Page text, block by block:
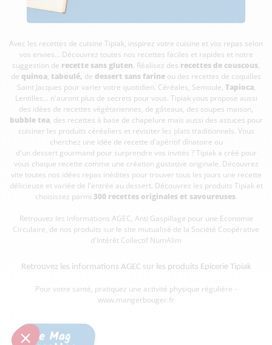
Avec les recettes de cuisine Tipiak, inspirez votre cuisine et vos repas selon
vos envies... Découvrez toutes nos recettes faciles et rapides et notre
suggestion de recette sans gluten. Réalisez des recettes de couscous,
de quinoa, taboulé, de dessert sans farine ou des recettes de coquilles
Saint Jacques pour varier votre quotidien. Céréales, Semoule, Tapioca,
Lentilles... n'auront plus de secrets pour vous. Tipiak vous propose aussi
des idées de recettes végétariennes, de gâteaux, des soupes maison,
bubble tea, des recettes à base de chapelure mais aussi des astuces pour
cuisiner les produits céréaliers et revisiter les plats traditionnels. Vous
cherchez une idée de recette d'apéritif dînatoire ou
d'un dessert gourmand pour surprendre vos invités ? Tipiak a créé pour
vous chaque recette comme une création gustative originale. Découvrez
vite toutes nos idées repas inédites pour trouver tous les jours une recette
délicieuse et variée de l'entrée au dessert. Découvrez les produits Tipiak et
choisissez parmi 300 recettes originales et savoureuses.
Retrouvez les informations AGEC, Anti Gaspillage pour une Economie
Circulaire, de nos produits sur le site mutualisé de la Société Coopérative
d'Intérêt Collectif NumAlim
Retrouvez les informations AGEC sur les produits Epicerie Tipiak
Pour votre santé, pratiquez une activité physique régulière -
www.mangerbouger.fr